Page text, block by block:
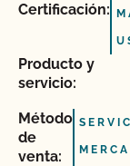
Certificación:
Producto y
servicio:
Método
de
venta: